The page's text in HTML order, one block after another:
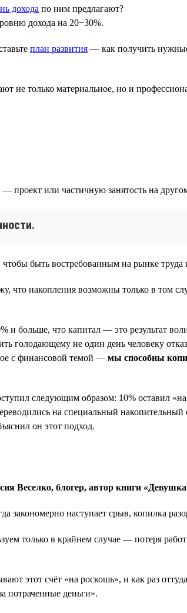
дохода по ним предлагают?
дохода на 20−30%.
план развития — как получить
не только материальное, но и
проект или частичную занятость на
быть востребованным на рынке
накопления возможны только в том
и больше, что капитал — это результат
голодающему не один день человеку
с финансовой темой — мы способны
следующим образом: 10% оставил «на
на специальный
он этот подход.
Веселко, блогер, автор книги
наступает срыв, копилка
только в крайнем случае — потеря
этот счёт «на роскошь», и как раз
потраченные деньги».